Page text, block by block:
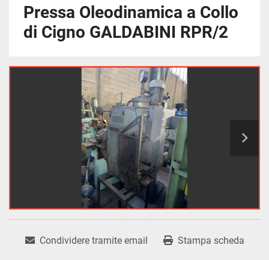
Pressa Oleodinamica a Collo
di Cigno GALDABINI RPR/2
Condividere tramite email Stampa scheda